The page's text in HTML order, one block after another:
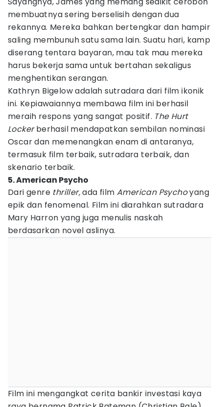
membuatnya sering berselisih dengan dua
rekannya. Mereka bahkan bertengkar dan hampir
saling membunuh satu sama lain. Suatu hari, kamp
diserang tentara bayaran, mau tak mau mereka
harus bekerja sama untuk bertahan sekaligus
menghentikan serangan.
Kathryn Bigelow adalah sutradara dari film ikonik
ini. Kepiawaiannya membawa film ini berhasil
meraih respons yang sangat positif. The Hurt
Lockerberhasil mendapatkan sembilan nominasi
Oscar dan memenangkan enam di antaranya,
termasuk film terbaik, sutradara terbaik, dan
skenario terbaik.
5. American Psycho
Dari genre thriller,ada filmAmerican Psychoyang
epik dan fenomenal. Film ini diarahkan sutradara
Mary Harron yang juga menulis naskah
berdasarkan novel aslinya.
Film ini mengangkat cerita bankir investasi kaya